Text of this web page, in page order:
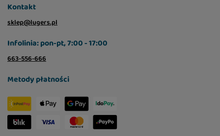
Kontakt
sklep@lugers.pl
Infolinia: pon-pt, 7:00 - 17:00
663-556-666
Metody płatności